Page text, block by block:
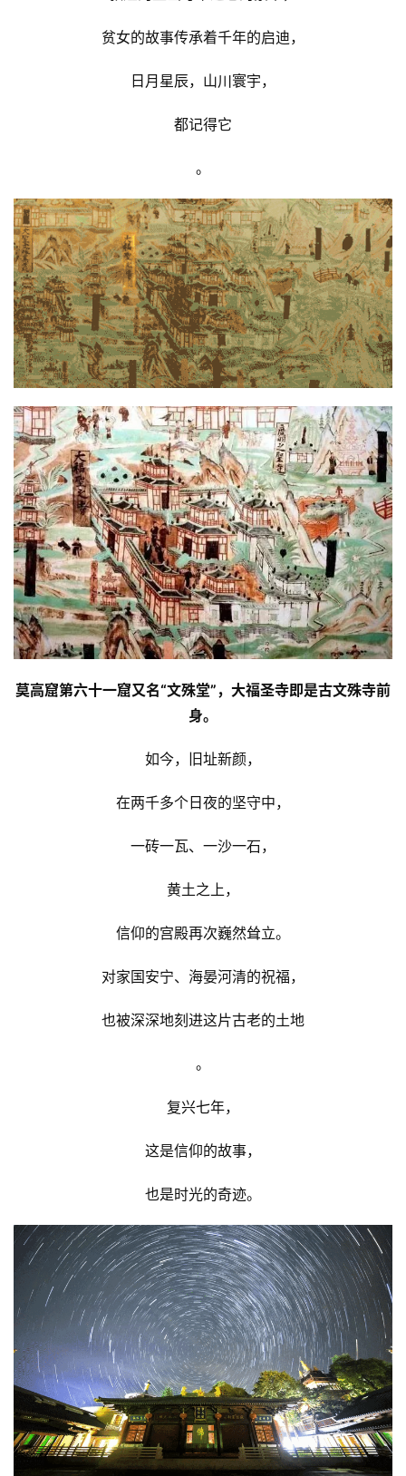
贫女的故事传承着千年的启迪，
日月星辰，山川寰宇，
都记得它
。
莫高窟第六十一窟又名“文殊堂”，大福圣寺即是古文殊寺前
身。
如今，旧址新颜，
在两千多个日夜的坚守中，
一砖一瓦、一沙一石，
黄土之上，
信仰的宫殿再次巍然耸立。
对家国安宁、海晏河清的祝福，
也被深深地刻进这片古老的土地
。
复兴七年，
这是信仰的故事，
也是时光的奇迹。